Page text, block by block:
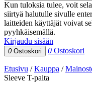
Kun tuloksia tulee, voit
siirtyä halutulle sivulle
laitteiden käyttäjät voivat
pyyhkäisemällä.
Kirjaudu sisään
0 Ostoskori 0 Ostoskori
Etusivu /Kauppa /
Sleeve T-paita